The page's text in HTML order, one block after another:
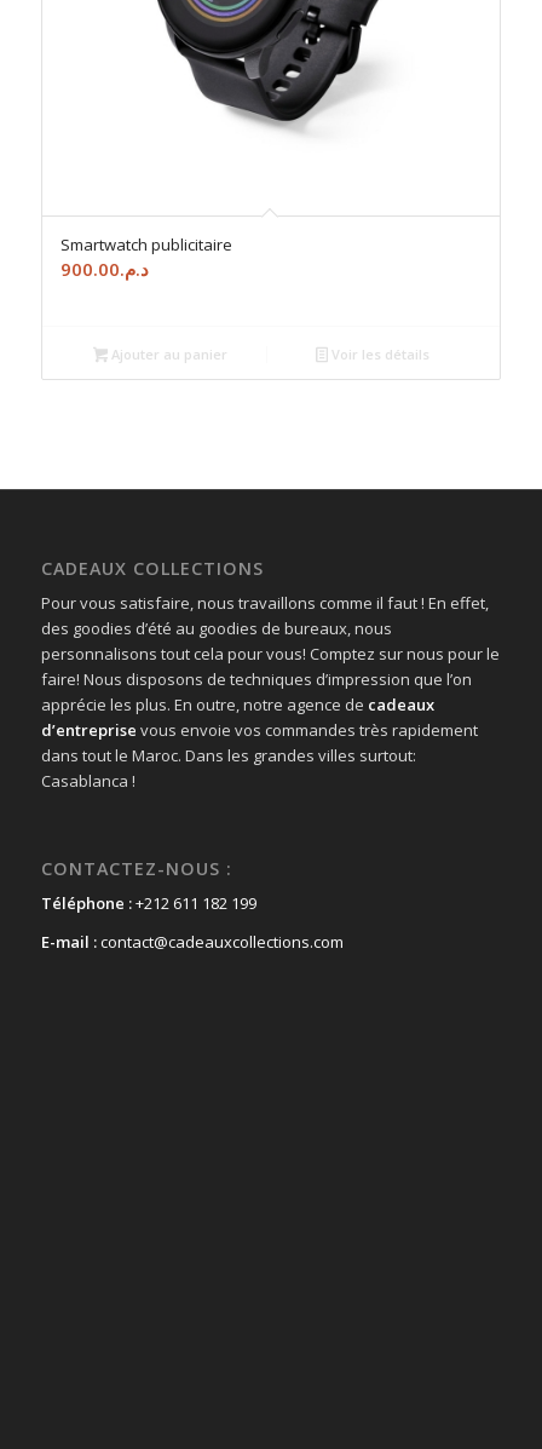
Smartwatch publicitaire
د.م.900.00
Ajouter au panier Voir les détails
CADEAUX COLLECTIONS
Pour vous satisfaire, nous travaillons comme il faut ! En effet,
des goodies d’été au goodies de bureaux, nous
personnalisons tout cela pour vous! Comptez sur nous pour le
faire! Nous disposons de techniques d’impression que l’on
apprécie les plus. En outre, notre agence de cadeaux
d’entreprise vous envoie vos commandes très rapidement
dans tout le Maroc. Dans les grandes villes surtout:
Casablanca !
CONTACTEZ-NOUS :
Téléphone :+212 611 182 199
E-mail :contact@cadeauxcollections.com